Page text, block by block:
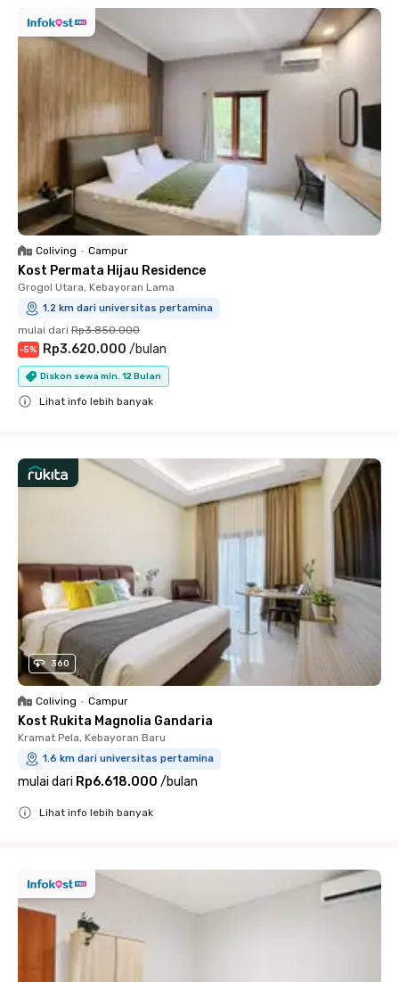
Coliving • Campur
Kost Permata Hijau Residence
Grogol Utara, Kebayoran Lama
1.2 km dari universitas pertamina
mulai dari Rp3.850.000
-5% Rp3.620.000 /bulan
Diskon sewa min. 12 Bulan
Lihat info lebih banyak
360
Coliving • Campur
Kost Rukita Magnolia Gandaria
Kramat Pela, Kebayoran Baru
1.6 km dari universitas pertamina
mulai dari Rp6.618.000 /bulan
Lihat info lebih banyak